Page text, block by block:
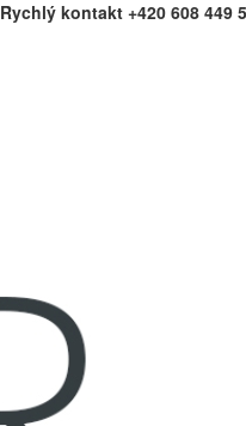
Rychlý kontakt +420 608 449